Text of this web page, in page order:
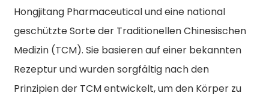
Hongjitang Pharmaceutical und eine national
geschützte Sorte der Traditionellen Chinesischen
Medizin (TCM). Sie basieren auf einer bekannten
Rezeptur und wurden sorgfältig nach den
Prinzipien der TCM entwickelt, um den Körper zu